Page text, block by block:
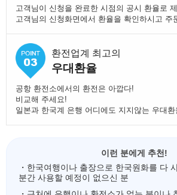
고객님이 신청을 완료한 시점의 공시 환율로
고객님의 신청화면에서 환율을 확인하시고 주
환전업계 최고의
우대환율
공항 환전소에서의 환전은 아깝다!
비교해 주세요!
일본과 한국계 은행 어디에도 지지않는 우대
이런 분에게 추천!
・한국여행이나 출장으로 한국원화를 다
분간 사용할 예정이 없으신 분